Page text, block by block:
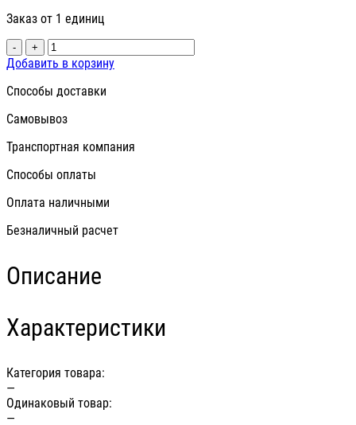
Заказ от 1 единиц
- +
Добавить в корзину
Способы доставки
Самовывоз
Транспортная компания
Способы оплаты
Оплата наличными
Безналичный расчет
Описание
Характеристики
Категория товара:
—
Одинаковый товар:
—